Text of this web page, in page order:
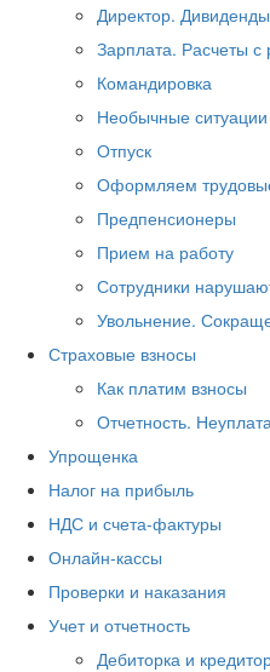
Директор. Дивиденды
Зарплата. Расчеты с
Командировка
Необычные ситуации
Отпуск
Оформляем
Предпенсионеры
Прием на работу
Сотрудники
Увольнение.
Страховые взносы
Как платим взносы
Отчетность.
Упрощенка
Налог на прибыль
НДС и счета-фактуры
Онлайн-кассы
Проверки и наказания
Учет и отчетность
Дебиторка и